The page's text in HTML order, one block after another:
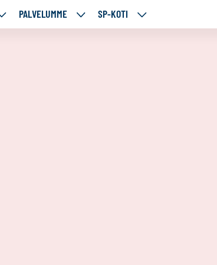
KOHTEEMME
PALVELUMME
PALVELUMME
SP-KOTI
SP-